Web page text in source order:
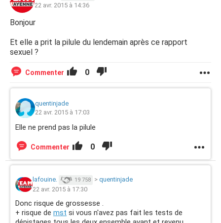
22 avr. 2015 à 14:36
Bonjour
Et elle a prit la pilule du lendemain après ce rapport
sexuel ?
Commenter 0
quentinjade
22 avr. 2015 à 17:03
Elle ne prend pas la pilule
Commenter 0
lafouine. 19 758 > quentinjade
22 avr. 2015 à 17:30
Donc risque de grossesse .
+ risque de mst si vous n'avez pas fait les tests de